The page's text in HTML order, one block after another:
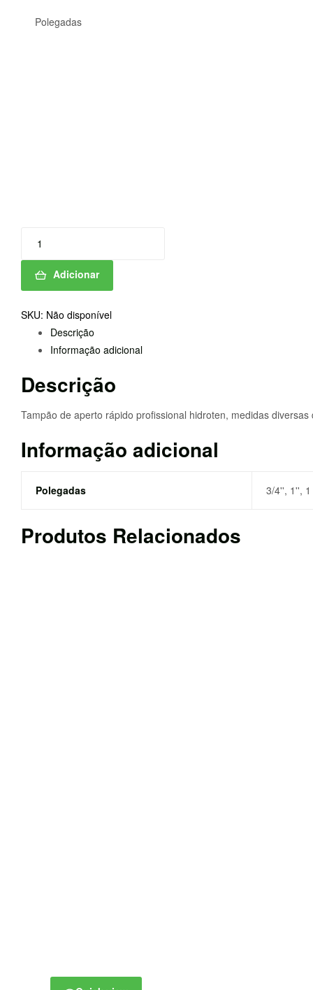
Polegadas
TAMPAO
RAPIDO
Adicionar
SKU: Não disponível
Descrição
Informação adicional
Descrição
Tampão de aperto rápido profissional hidroten, medidas diversas
Informação adicional
Polegadas 3/4'', 1'',
Produtos Relacionados